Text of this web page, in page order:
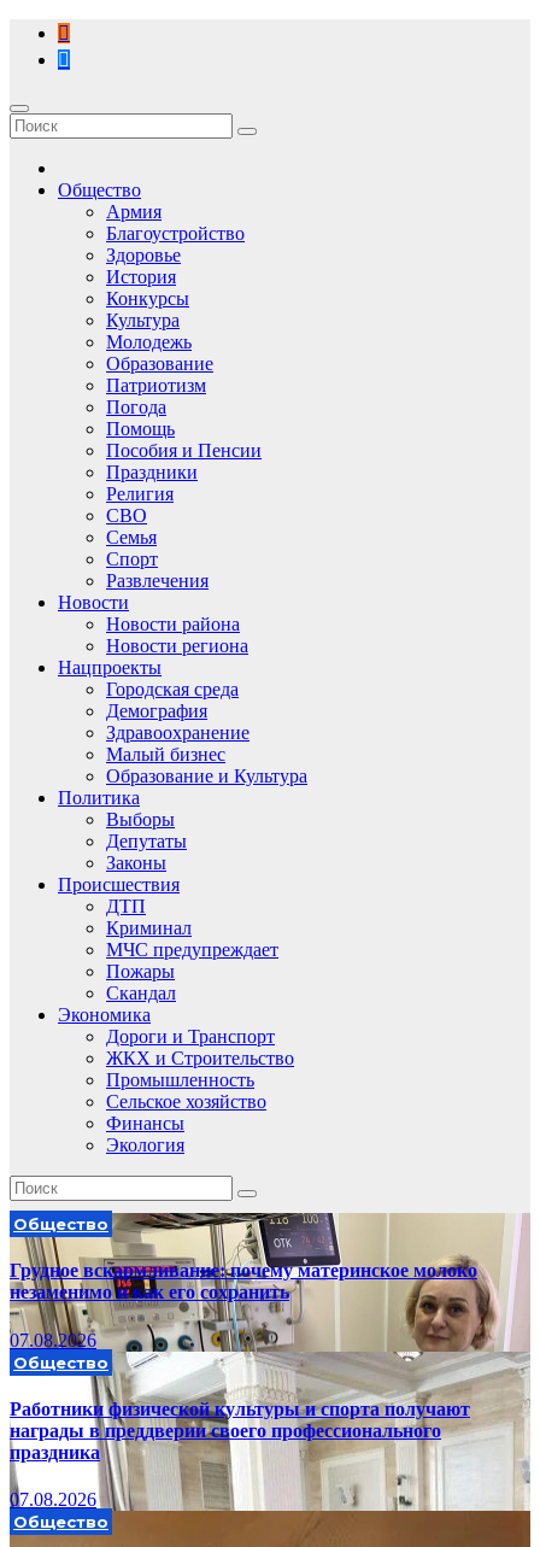
Перейти
содержимому
Общество
Армия
Благоустройство
Здоровье
История
Конкурсы
Культура
Молодежь
Образование
Патриотизм
Погода
Помощь
Пособия и Пенсии
Праздники
Религия
СВО
Семья
Спорт
Развлечения
Новости
Новости района
Новости региона
Нацпроекты
Городская среда
Демография
Здравоохранение
Малый бизнес
Образование и Культура
Политика
Выборы
Депутаты
Законы
Происшествия
ДТП
Криминал
МЧС предупреждает
Пожары
Скандал
Экономика
Дороги и Транспорт
ЖКХ и Строительство
Промышленность
Сельское хозяйство
Финансы
Экология
Общество
Грудное вскармливание: почему материнское молоко
незаменимо и как его сохранить
07.08.2026
Общество
Работники физической культуры и спорта получают
награды в преддверии своего профессионального
праздника
07.08.2026
Общество